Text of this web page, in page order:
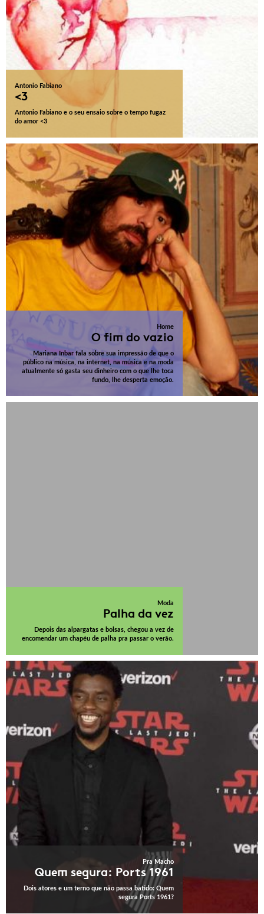
Antonio Fabiano
<3
Antonio Fabiano e o seu ensaio sobre o tempo fugaz
do amor <3
Home
O fim do vazio
Mariana Inbar fala sobre sua impressão de que o
público na música, na internet, na música e na moda
atualmente só gasta seu dinheiro com o que lhe toca
fundo, lhe desperta emoção.
Moda
Palha da vez
Depois das alpargatas e bolsas, chegou a vez de
encomendar um chapéu de palha pra passar o verão.
Pra Macho
Quem segura: Ports 1961
Dois atores e um terno que não passa batido: Quem
segura Ports 1961?